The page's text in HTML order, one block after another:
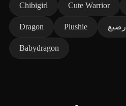
Chibigirl Cute Warrior
Dragon Plushie رضيع
Babydragon